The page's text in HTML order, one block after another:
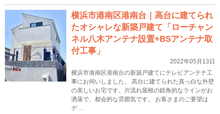
横浜市港南区港南台｜高台に建てられ
たオシャレな新築戸建て「ローチャン
ネル八木アンテナ設置+BSアンテナ取
付工事」
2022年05月13日
横浜市港南区港南台の新築戸建てにテレビアンテナ工
事にお伺いしました。 高台に建てられた真っ白な外壁
の美しいお宅です。片流れ屋根の鋭角的なラインがお
洒落で、都会的な雰囲気です。 お客さまのご要望は
デ…